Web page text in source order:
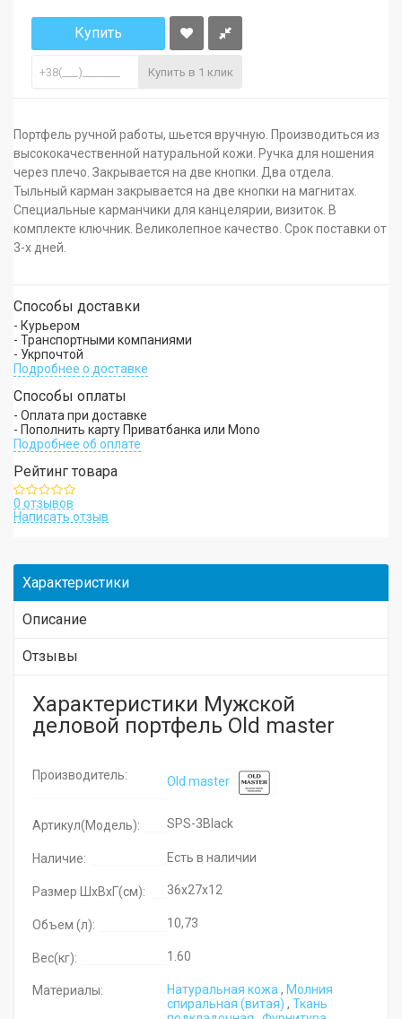
Купить
Купить в 1 клик
Портфель ручной работы, шьется вручную. Производиться из
высококачественной натуральной кожи. Ручка для ношения
через плечо. Закрывается на две кнопки. Два отдела.
Тыльный карман закрывается на две кнопки на магнитах.
Специальные карманчики для канцелярии, визиток. В
комплекте ключник. Великолепное качество. Срок поставки от
3-х дней.
Способы доставки
- Курьером
- Транспортными компаниями
- Укрпочтой
Подробнее о доставке
Способы оплаты
- Оплата при доставке
- Пополнить карту Приватбанка или Mono
Подробнее об оплате
Рейтинг товара
0 отзывов
Написать отзыв
Характеристики
Описание
Отзывы
Характеристики Мужской
деловой портфель Old master
Производитель: Old master
Артикул(Модель): SPS-3Black
Наличие: Есть в наличии
Размер ШхВхГ(см): 36x27x12
Объем (л): 10,73
Вес(кг): 1.60
Материалы: Натуральная кожа , Молния
cпиральная (витая) , Ткань